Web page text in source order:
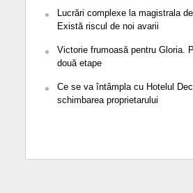
Lucrări complexe la magistrala
Există riscul de noi avarii
Victorie frumoasă pentru Gloria.
două etape
Ce se va întâmpla cu Hotelul
schimbarea proprietarului